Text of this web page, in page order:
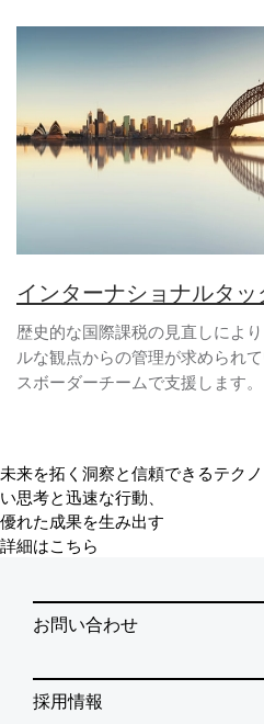
インターナショナルタッ
歴史的な国際課税の見直しによ
ルな観点からの管理が求められ
スボーダーチームで支援します。
未来を拓く洞察と信頼できるテク
い思考と迅速な行動、
優れた成果を生み出す
詳細はこちら
お問い合わせ
採用情報